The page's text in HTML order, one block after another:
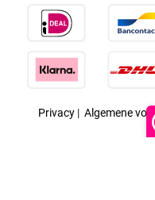
Privacy | Algemene